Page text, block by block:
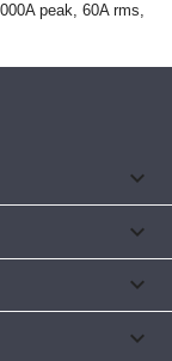
peak, 60A rms,
keyboard_arrow_down


